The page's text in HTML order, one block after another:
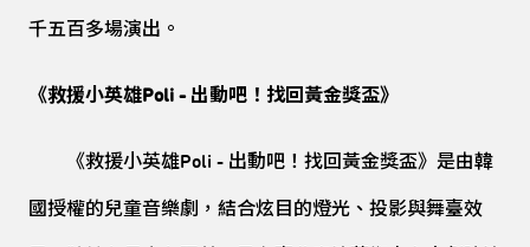
千五百多場演出。
《救援小英雄Poli - 出動吧！找回黃金獎盃》
《救援小英雄Poli - 出動吧！找回黃金獎盃》是由韓
國授權的兒童音樂劇，結合炫目的燈光、投影與舞臺效